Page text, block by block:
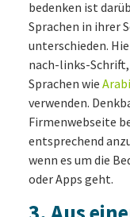
bedenken ist
Sprachen in ihrer
unterschieden.
nach-links-
Sprachen wie
verwenden.
Firmenwebseite
entsprechend
wenn es um die
oder Apps geht.